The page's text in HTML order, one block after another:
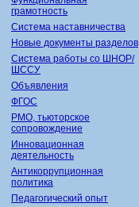
грамотность
Система наставничества
Новые документы разделов
Система работы со ШНОР/
ШССУ
Объявления
ФГОС
РМО, тьюторское
сопровождение
Инновационная
деятельность
Антикоррупционная
политика
Педагогический опыт